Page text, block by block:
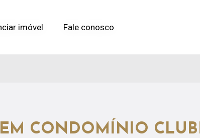
imóvel Fale conosco
imóvel Fale conosco
CONDOMÍNIO